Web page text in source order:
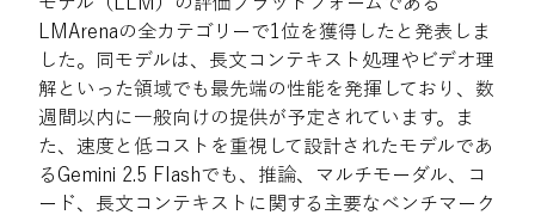
LMArenaの全カテゴリーで1位を獲得したと発表しま
した。同モデルは、長文コンテキスト処理やビデオ理
解といった領域でも最先端の性能を発揮しており、数
週間以内に一般向けの提供が予定されています。ま
た、速度と低コストを重視して設計されたモデルであ
るGemini 2.5 Flashでも、推論、マルチモーダル、コ
ード、長文コンテキストに関する主要なベンチマーク